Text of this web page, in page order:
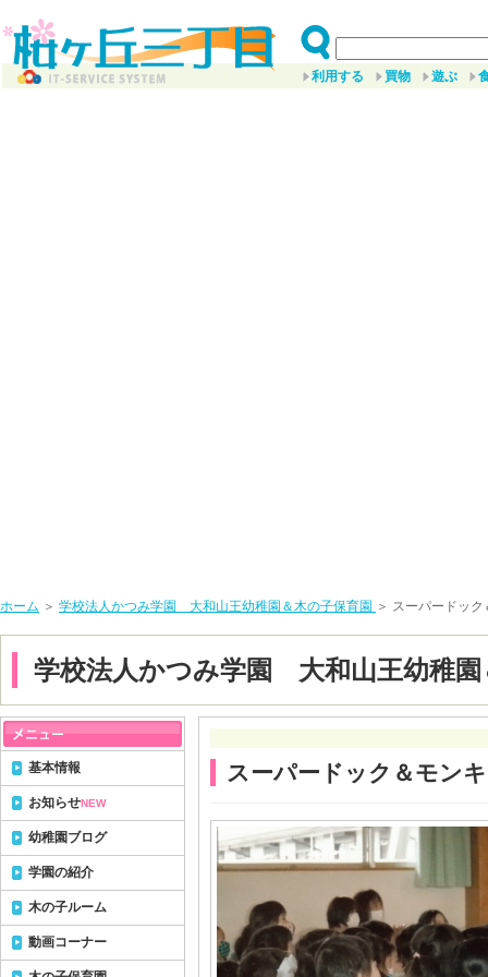
利用する 買物 遊ぶ
ホーム ＞ 学校法人かつみ学園 大和山王幼稚園＆木の子保育園 ＞ スーパードッ
学校法人かつみ学園 大和山王幼稚園
スーパードック＆モン
基本情報
お知らせNEW
幼稚園ブログ
学園の紹介
木の子ルーム
動画コーナー